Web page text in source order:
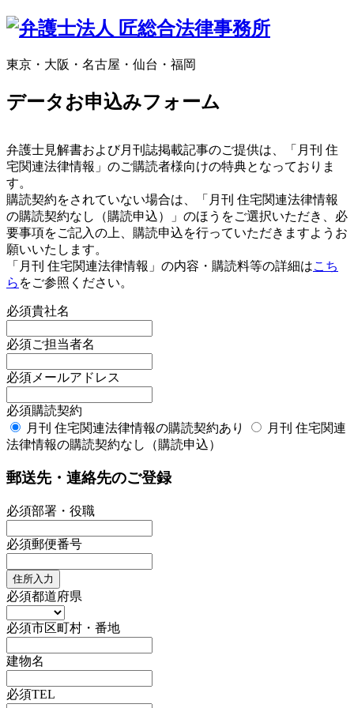
東京・大阪・名古屋・仙台・福岡
データお申込みフォーム
弁護士見解書および月刊誌掲載記事のご提供は、「月刊 住
宅関連法律情報」のご購読者様向けの特典となっておりま
す。
購読契約をされていない場合は、「月刊 住宅関連法律情報
の購読契約なし（購読申込）」のほうをご選択いただき、必
要事項をご記入の上、購読申込を行っていただきますようお
願いいたします。
「月刊 住宅関連法律情報」の内容・購読料等の詳細はこち
ら をご参照ください。
必須貴社名
必須ご担当者名
必須 メールアドレス
必須購読契約
月刊 住宅関連法律情報の購読契約あり
月刊 住宅関連
法律情報の購読契約なし（購読申込）
郵送先・連絡先のご登録
必須部署・役職
必須郵便番号
住所入力
必須都道府県
必須市区町村・番地
建物名
必須TEL